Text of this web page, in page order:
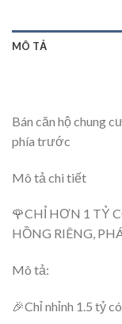
MÔ TẢ
Bán căn hộ chung
phía trước
Mô tả chi tiết
🌹CHỈ HƠN 1 TỶ
HỒNG RIÊNG,
Mô tả:
🎉Chỉ nhỉnh 1.5 tỷ